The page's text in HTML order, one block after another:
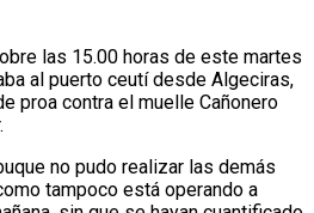
las 15.00 horas de este martes
al puerto ceutí desde Algeciras,
proa contra el muelle Cañonero
no pudo realizar las demás
tampoco está operando a